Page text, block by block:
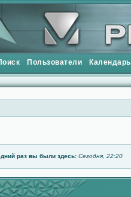
Пользователи Календарь
раз вы были здесь: Сегодня, 22:20